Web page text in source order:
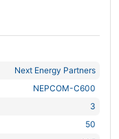
Next Energy Partners
NEPCOM-C600
3
50